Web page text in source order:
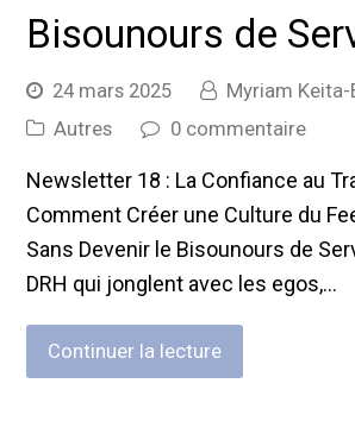
Bisounours de
24 mars 2025
Myriam Keita-
Autres
0 commentaire
Newsletter 18 : La Confiance au
Comment Créer une Culture du
Sans Devenir le Bisounours de
DRH qui jonglent avec les egos,…
Continuer la lecture